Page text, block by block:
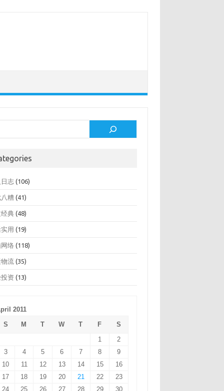
志 (106)
糟 (41)
典 (48)
用 (19)
络 (118)
流 (35)
资 (13)
2011
S
M T W T F
S
1
2
3
4 5 6 7 8
9
10
11 12 13 14 15
16
17
18 19 20 21 22
23
24
25 26 27 28 29
30